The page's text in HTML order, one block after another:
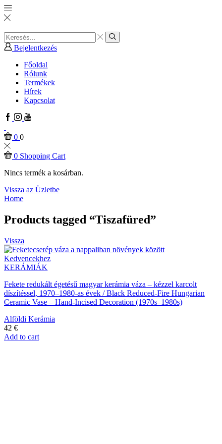
Search
input
Search
Bejelentkezés
Főoldal
Rólunk
Termékek
Hírek
Kapcsolat
Facebook
Instagram
Youtube
0 0
0 Shopping Cart
Nincs termék a kosárban.
Vissza az Üzletbe
Home
Products tagged “Tiszafüred”
Vissza
Kedvencekhez
KERÁMIÁK
Fekete redukált égetésű magyar kerámia váza – kézzel karcolt
díszítéssel, 1970–1980-as évek / Black Reduced-Fire Hungarian
Ceramic Vase – Hand-Incised Decoration (1970s–1980s)
Alföldi Kerámia
42 €
Add to cart